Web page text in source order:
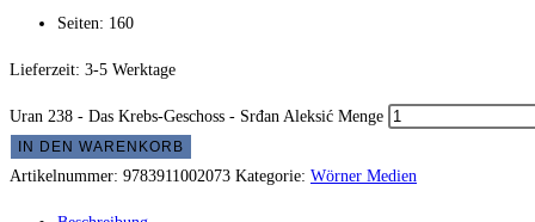
Seiten: 160
Lieferzeit: 3-5 Werktage
Uran 238 - Das Krebs-Geschoss - Srđan Aleksić Menge
IN DEN WARENKORB
Artikelnummer: 9783911002073 Kategorie: Wörner Medien